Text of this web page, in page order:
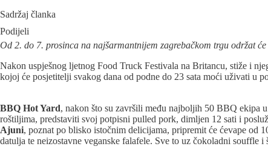
Sadržaj članka
Podijeli
Od 2. do 7. prosinca na najšarmantnijem zagrebačkom trgu održat
Nakon uspješnog ljetnog Food Truck Festivala na Britancu, stiže i
kojoj će posjetitelji svakog dana od podne do 23 sata moći uživati u
BBQ Hot Yard, nakon što su završili među najboljih 50 BBQ ekipa
roštiljima, predstaviti svoj potpisni pulled pork, dimljen 12 sati i
Ajuni, poznat po blisko istočnim delicijama, pripremit će ćevape od
datulja te neizostavne veganske falafele. Sve to uz čokoladni souffle